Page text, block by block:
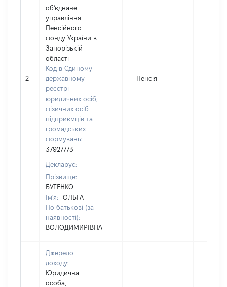
2
об’єднане
управління
Пенсійного
фонду України в
Запорізькій
області
Код в Єдиному
державному
реєстрі
юридичних осіб,
фізичних осіб –
підприємців та
громадських
формувань:
37927773
Декларує:
Прізвище:
БУТЕНКО
Ім'я:
ОЛЬГА
По батькові (за
наявності):
ВОЛОДИМИРІВНА
Пенсія
Джерело
доходу:
Юридична
особа,